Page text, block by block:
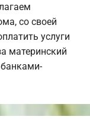
со своей
услуги
материнский